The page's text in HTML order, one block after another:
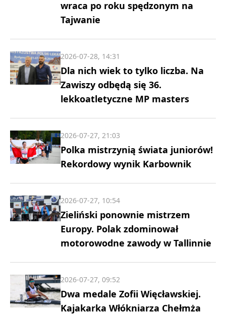
wraca po roku spędzonym na
Tajwanie
Dla nich wiek to tylko liczba. Na
Zawiszy odbędą się 36.
lekkoatletyczne MP masters
2026-07-28, 14:31
Polka mistrzynią świata juniorów!
Rekordowy wynik Karbownik
2026-07-27, 21:03
Zieliński ponownie mistrzem
Europy. Polak zdominował
motorowodne zawody w Tallinnie
2026-07-27, 10:54
Dwa medale Zofii Więcławskiej.
Kajakarka Włókniarza Chełmża
2026-07-27, 09:52